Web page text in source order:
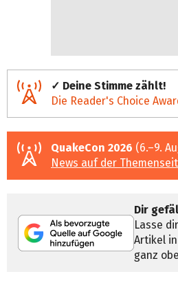
✓ Deine Stimme zählt!
Die Reader's Choice
QuakeCon 2026 (6.–9.
News auf der
Dir
Lasse
Artikel
ganz